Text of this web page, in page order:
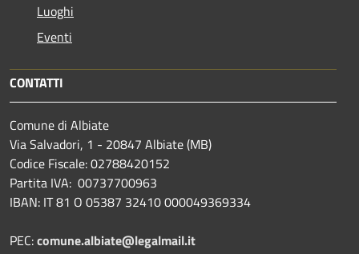
Luoghi
Eventi
CONTATTI
Comune di Albiate
Via Salvadori, 1 - 20847 Albiate (MB)
Codice Fiscale: 02788420152
Partita IVA: 00737700963
IBAN: IT 81 O 05387 32410 000049369334
PEC:comune.albiate@legalmail.it